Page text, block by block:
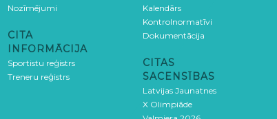
Nozīmējumi
CITA
INFORMĀCIJA
Sportistu reģistrs
Treneru reģistrs
Kalendārs
Kontrolnormatīvi
Dokumentācija
CITAS
SACENSĪBAS
Latvijas Jaunatnes
X Olimpiāde